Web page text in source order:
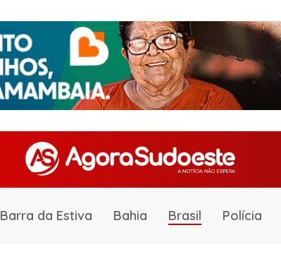
Barra da Estiva Bahia Brasil Polícia